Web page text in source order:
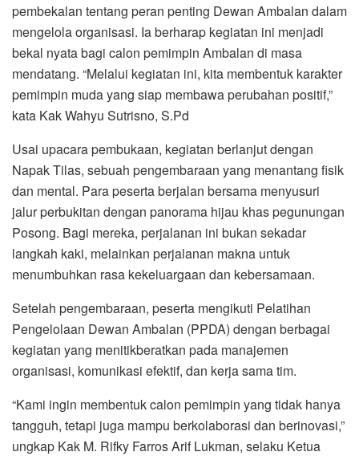
pembekalan tentang peran penting Dewan Ambalan dalam
mengelola organisasi. Ia berharap kegiatan ini menjadi
bekal nyata bagi calon pemimpin Ambalan di masa
mendatang. “Melalui kegiatan ini, kita membentuk karakter
pemimpin muda yang siap membawa perubahan positif,”
kata Kak Wahyu Sutrisno, S.Pd
Usai upacara pembukaan, kegiatan berlanjut dengan
Napak Tilas, sebuah pengembaraan yang menantang fisik
dan mental. Para peserta berjalan bersama menyusuri
jalur perbukitan dengan panorama hijau khas pegunungan
Posong. Bagi mereka, perjalanan ini bukan sekadar
langkah kaki, melainkan perjalanan makna untuk
menumbuhkan rasa kekeluargaan dan kebersamaan.
Setelah pengembaraan, peserta mengikuti Pelatihan
Pengelolaan Dewan Ambalan (PPDA) dengan berbagai
kegiatan yang menitikberatkan pada manajemen
organisasi, komunikasi efektif, dan kerja sama tim.
“Kami ingin membentuk calon pemimpin yang tidak hanya
tangguh, tetapi juga mampu berkolaborasi dan berinovasi,”
ungkap Kak M. Rifky Farros Arif Lukman, selaku Ketua